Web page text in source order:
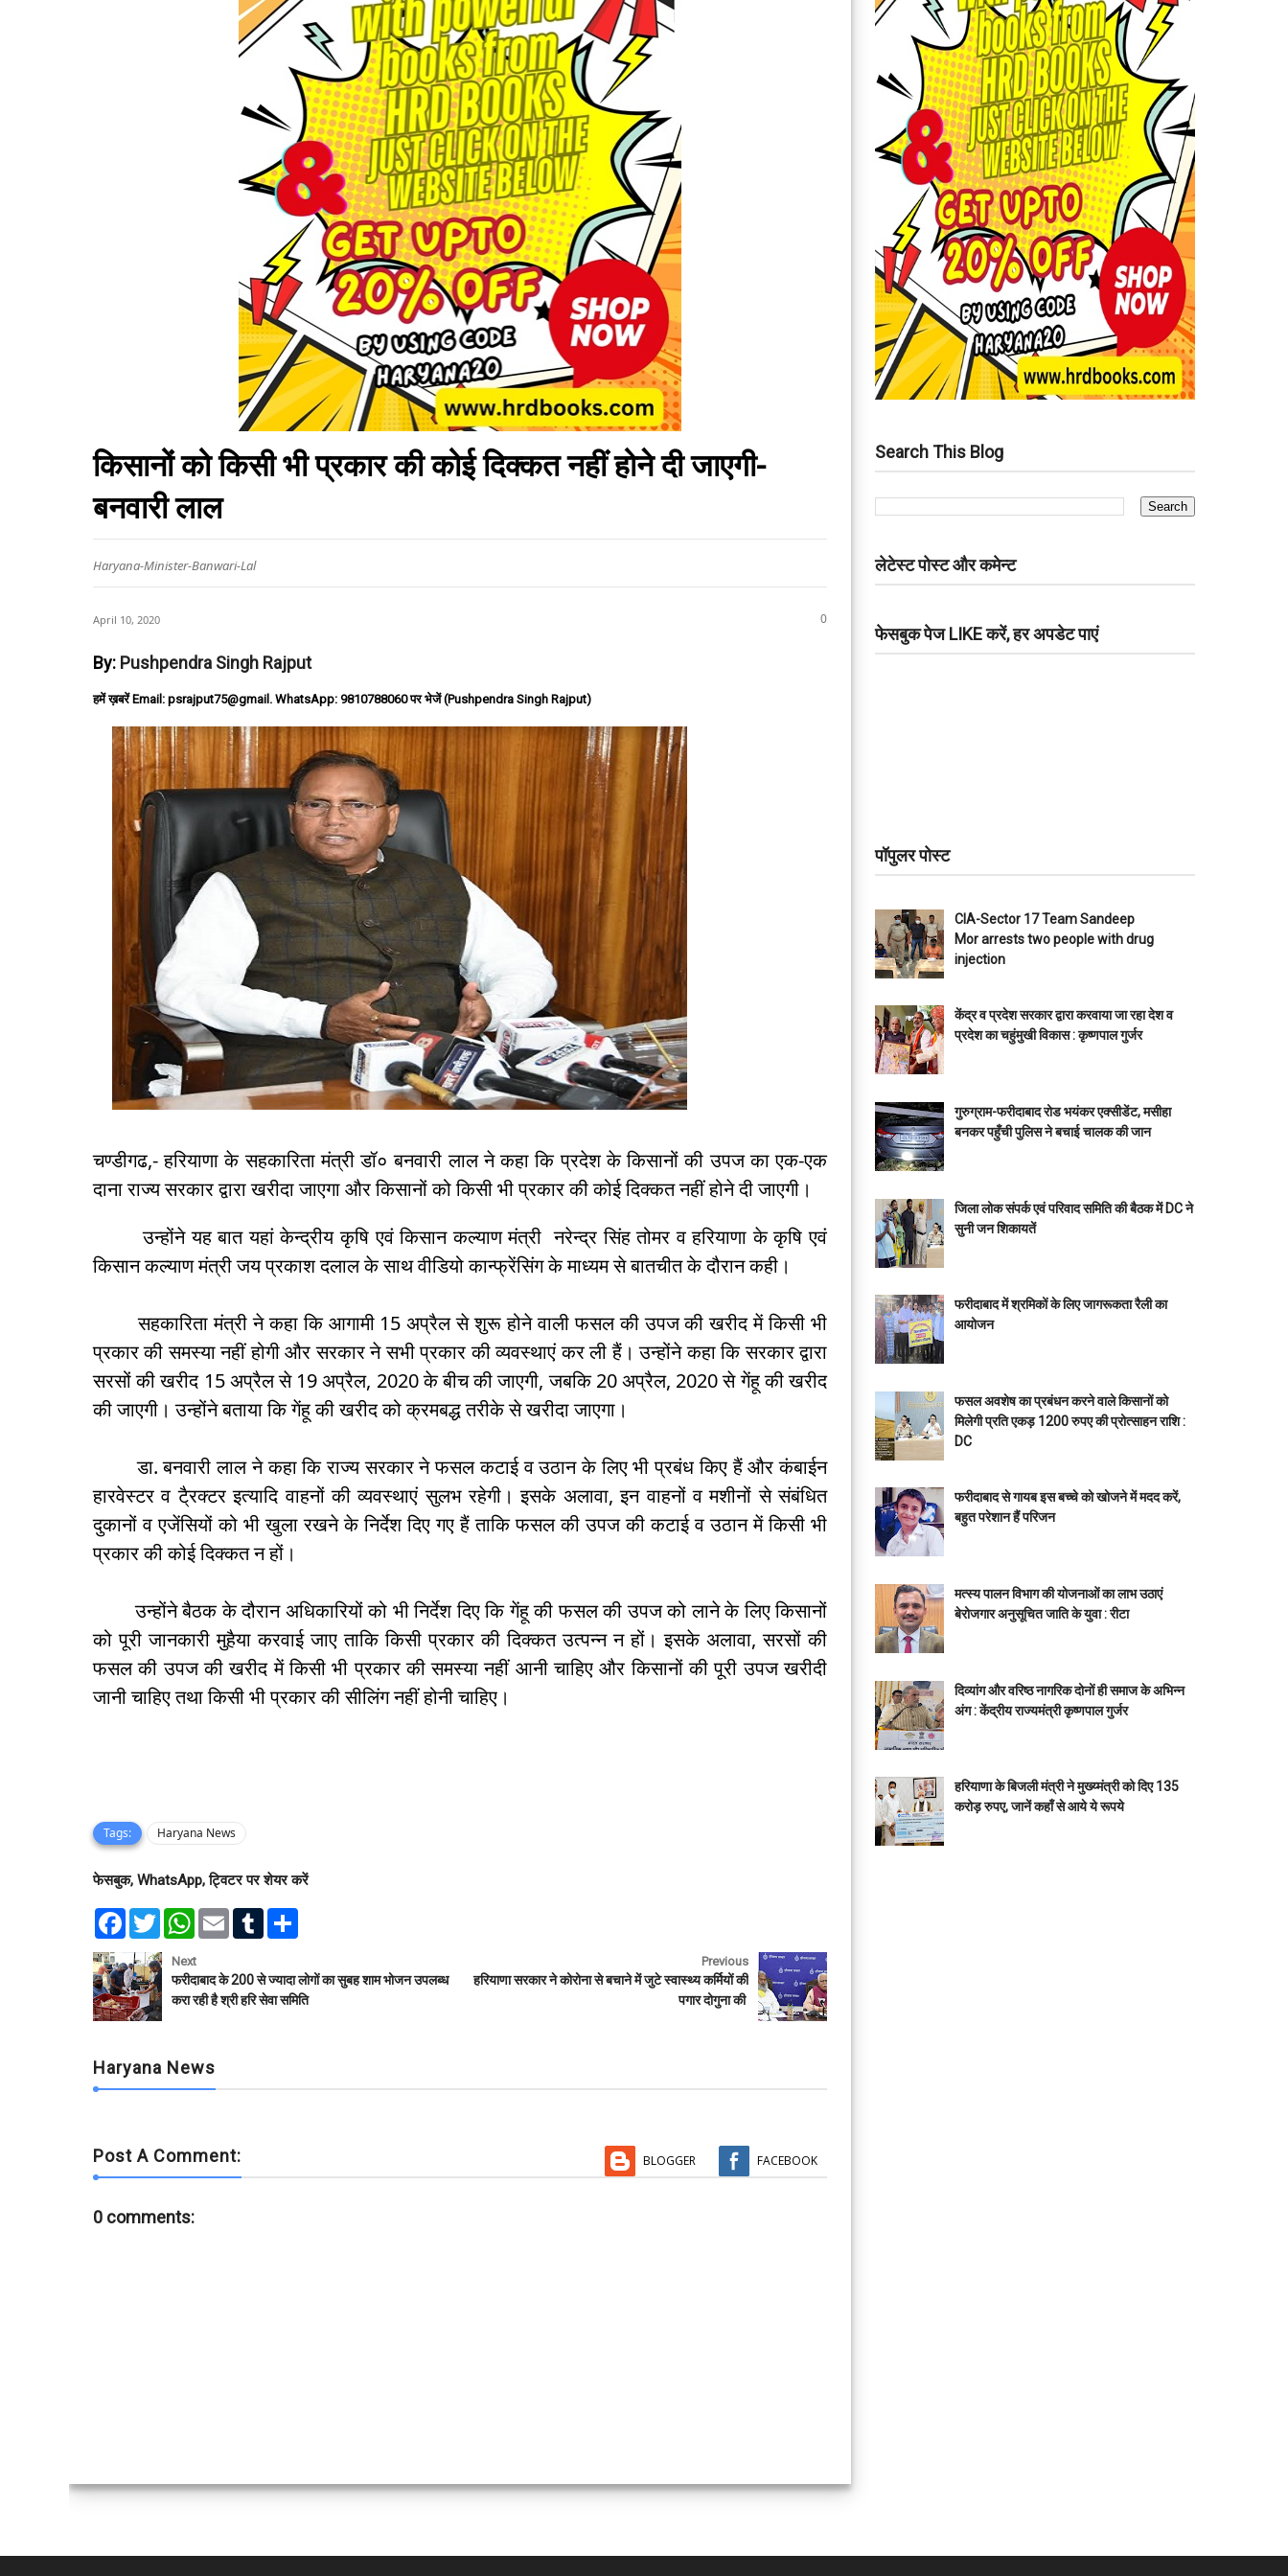
किसानों को किसी भी प्रकार की कोई दिक्कत नहीं होने दी जाएगी-
बनवारी लाल
Haryana-Minister-Banwari-Lal
April 10, 2020 0
By: Pushpendra Singh Rajput
हमें ख़बरें Email: psrajput75@gmail. WhatsApp: 9810788060 पर भेजें (Pushpendra Singh Rajput)
चण्डीगढ,- हरियाणा के सहकारिता मंत्री डॉ० बनवारी लाल ने कहा कि प्रदेश के किसानों की उपज का एक-एक
दाना राज्य सरकार द्वारा खरीदा जाएगा और किसानों को किसी भी प्रकार की कोई दिक्कत नहीं होने दी जाएगी।
उन्होंने यह बात यहां केन्द्रीय कृषि एवं किसान कल्याण मंत्री नरेन्द्र सिंह तोमर व हरियाणा के कृषि एवं
किसान कल्याण मंत्री जय प्रकाश दलाल के साथ वीडियो कान्फ्रेंसिंग के माध्यम से बातचीत के दौरान कही।
सहकारिता मंत्री ने कहा कि आगामी 15 अप्रैल से शुरू होने वाली फसल की उपज की खरीद में किसी भी
प्रकार की समस्या नहीं होगी और सरकार ने सभी प्रकार की व्यवस्थाएं कर ली हैं। उन्होंने कहा कि सरकार द्वारा
सरसों की खरीद 15 अप्रैल से 19 अप्रैल, 2020 के बीच की जाएगी, जबकि 20 अप्रैल, 2020 से गेंहू की खरीद
की जाएगी। उन्होंने बताया कि गेंहू की खरीद को क्रमबद्ध तरीके से खरीदा जाएगा।
डा. बनवारी लाल ने कहा कि राज्य सरकार ने फसल कटाई व उठान के लिए भी प्रबंध किए हैं और कंबाईन
हारवेस्टर व टै्रक्टर इत्यादि वाहनों की व्यवस्थाएं सुलभ रहेगी। इसके अलावा, इन वाहनों व मशीनों से संबंधित
दुकानों व एजेंसियों को भी खुला रखने के निर्देश दिए गए हैं ताकि फसल की उपज की कटाई व उठान में किसी भी
प्रकार की कोई दिक्कत न हों।
उन्होंने बैठक के दौरान अधिकारियों को भी निर्देश दिए कि गेंहू की फसल की उपज को लाने के लिए किसानों
को पूरी जानकारी मुहैया करवाई जाए ताकि किसी प्रकार की दिक्कत उत्पन्न न हों। इसके अलावा, सरसों की
फसल की उपज की खरीद में किसी भी प्रकार की समस्या नहीं आनी चाहिए और किसानों की पूरी उपज खरीदी
जानी चाहिए तथा किसी भी प्रकार की सीलिंग नहीं होनी चाहिए।
Tags: Haryana News
फेसबुक, WhatsApp, ट्विटर पर शेयर करें
F
e
b
o
o
k
T
w
t
t
e
r
W
t
s
A
p
E
l
T
l
r
e
Next
फरीदाबाद के 200 से ज्यादा लोगों का सुबह शाम भोजन उपलब्ध
करा रही है श्री हरि सेवा समिति
Previous
हरियाणा सरकार ने कोरोना से बचाने में जुटे स्वास्थ्य कर्मियों की
पगार दोगुना की
Haryana News
Post A Comment: BLOGGER FACEBOOK
0 comments:
Search This Blog
लेटेस्ट पोस्ट और कमेन्ट
फेसबुक पेज LIKE करें, हर अपडेट पाएं
पॉपुलर पोस्ट
CIA-Sector 17 Team Sandeep
Mor arrests two people with drug
injection
केंद्र व प्रदेश सरकार द्वारा करवाया जा रहा देश व
प्रदेश का चहुंमुखी विकास : कृष्णपाल गुर्जर
गुरुग्राम-फरीदाबाद रोड भयंकर एक्सीडेंट, मसीहा
बनकर पहुँची पुलिस ने बचाई चालक की जान
जिला लोक संपर्क एवं परिवाद समिति की बैठक में DC ने
सुनी जन शिकायतें
फरीदाबाद में श्रमिकों के लिए जागरूकता रैली का
आयोजन
फसल अवशेष का प्रबंधन करने वाले किसानों को
मिलेगी प्रति एकड़ 1200 रुपए की प्रोत्साहन राशि :
DC
फरीदाबाद से गायब इस बच्चे को खोजने में मदद करें,
बहुत परेशान हैं परिजन
मत्स्य पालन विभाग की योजनाओं का लाभ उठाएं
बेरोजगार अनुसूचित जाति के युवा : रीटा
दिव्यांग और वरिष्ठ नागरिक दोनों ही समाज के अभिन्न
अंग : केंद्रीय राज्यमंत्री कृष्णपाल गुर्जर
हरियाणा के बिजली मंत्री ने मुख्य्मंत्री को दिए 135
करोड़ रुपए, जानें कहाँ से आये ये रूपये